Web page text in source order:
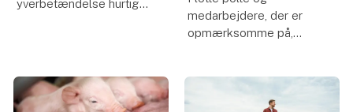
yverbetændelse hurtigt.
betale sig at behandle
køerne for
yverbetændelse?
medarbejdere, der er
opmærksomme på,
muligheder for, at alle